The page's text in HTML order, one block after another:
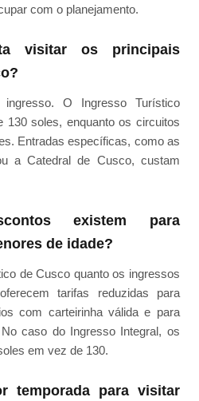
com o planejamento.
visitar os principais
O Ingresso Turístico
130 soles, enquanto os circuitos
Entradas específicas, como as
a Catedral de Cusco, custam
existem para
de idade?
de Cusco quanto os ingressos
tarifas reduzidas para
com carteirinha válida e para
caso do Ingresso Integral, os
em vez de 130.
temporada para visitar